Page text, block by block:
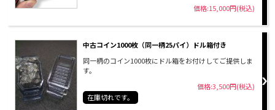
価格:15,000円(税込)
中古コイン1000枚（同一柄25パイ）ドル箱付き
同一柄のコイン1000枚にドル箱をお付けしてご提供しま
す。
価格:3,500円(税込)
在庫切れです。